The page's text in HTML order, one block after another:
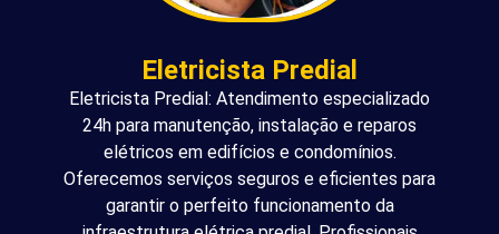
Eletricista Predial
Eletricista Predial: Atendimento especializado
24h para manutenção, instalação e reparos
elétricos em edifícios e condomínios.
Oferecemos serviços seguros e eficientes para
garantir o perfeito funcionamento da